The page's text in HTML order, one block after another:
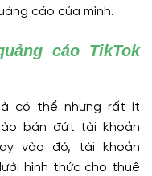
cáo của mình.
cáo TikTok
có thể nhưng rất ít
bán đứt tài khoản
vào đó, tài khoản
hình thức cho thuê